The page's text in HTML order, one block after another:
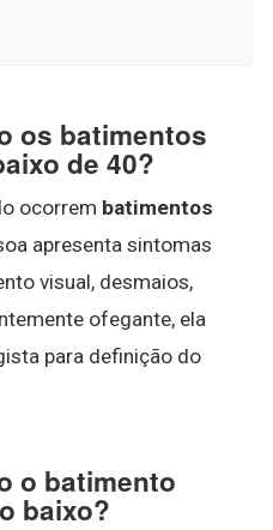
os batimentos
de 40?
ocorrem batimentos
apresenta sintomas
visual, desmaios,
ofegante, ela
para definição do
o batimento
baixo?